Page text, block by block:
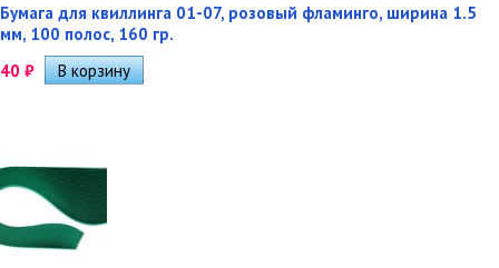
Бумага для квиллинга 01-07, розовый фламинго, ширина 1.5
мм, 100 полос, 160 гр.
40 ₽